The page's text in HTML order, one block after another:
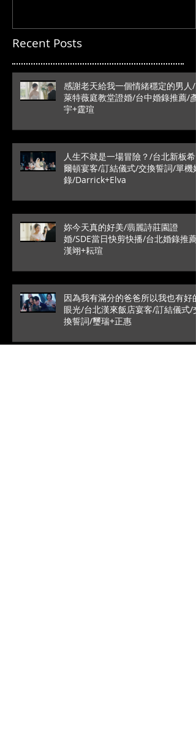
Recent Posts
感謝老天給我一個情緒穩定的男人/
萊特薇庭教堂證婚/台中婚錄推薦/彥
宇+霆瑄
人生不就是一場冒險？/台北新板希
爾頓宴客/訂結儀式/交換誓詞/單機婚
錄/Darrick+Elva
妳今天真的好美/翡麗詩莊園證
婚/SDE當日快剪快播/台北婚錄推薦/
漢翊+耘瑄
因為我有滿分的爸爸所以我也有好的
眼光/台北漢來飯店宴客/訂結儀式/交
換誓詞/璽瑞+正惠